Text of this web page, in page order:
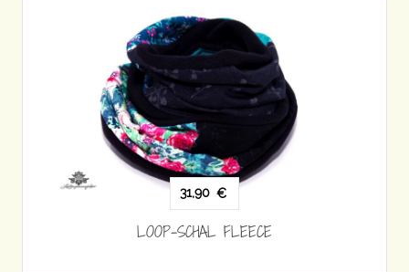
31,90 €
LOOP-SCHAL FLEECE